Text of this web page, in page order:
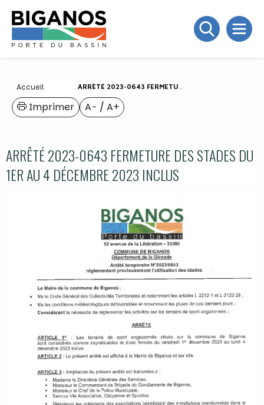
Accueil ARRÊTÉ 2023-0643 FERMETURE DES STADES DU 1ER AU 4 DÉCEMBRE 2023 INCLUS
A− / A+
Imprimer
ARRÊTÉ 2023-0643 FERMETURE DES STADES DU
1ER AU 4 DÉCEMBRE 2023 INCLUS